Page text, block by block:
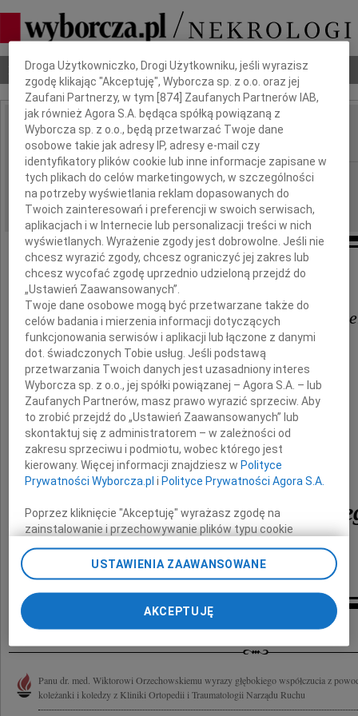
Nekrologi Odeszli Poradnik pogrzebowy
IMIĘ I NAZWISKO: Tadeusz Orzechowski
REGION: Wrocław
DATA EMISJI: 21.12.2010
Wyrazy głębokiego współczucia
dr. med. Wiktorowi
z powodu śmierci Ojca
dr. med.
Tadeusza
Oddział Dolnośląski PTDiTR
Inne kondolencje
Panu dr. med. Wiktorowi Orzechowskiemu wyrazy głębokiego współczucia z
koleżanki i koledzy z Kliniki Ortopedii i Traumatologii Narządu Ruchu
Dbamy o Twoją prywatność
Droga Użytkowniczko, Drogi Użytkowniku, jeśli wyrazisz
zgodę klikając "Akceptuję", Wyborcza sp. z o.o. oraz jej
Zaufani Partnerzy, w tym [874] Zaufanych Partnerów IAB,
jak również Agora S.A. będąca spółką powiązaną z
Wyborcza sp. z o.o., będą przetwarzać Twoje dane
osobowe takie jak adresy IP, adresy e-mail czy
identyfikatory plików cookie lub inne informacje zapisane w
tych plikach do celów marketingowych, w szczególności
na potrzeby wyświetlania reklam dopasowanych do
Twoich zainteresowań i preferencji w swoich serwisach,
aplikacjach i w Internecie lub personalizacji treści w nich
wyświetlanych. Wyrażenie zgody jest dobrowolne. Jeśli nie
chcesz wyrazić zgody, chcesz ograniczyć jej zakres lub
chcesz wycofać zgodę uprzednio udzieloną przejdź do
„Ustawień Zaawansowanych”.
Twoje dane osobowe mogą być przetwarzane także do
celów badania i mierzenia informacji dotyczących
funkcjonowania serwisów i aplikacji lub łączone z danymi
dot. świadczonych Tobie usług. Jeśli podstawą
przetwarzania Twoich danych jest uzasadniony interes
Wyborcza sp. z o.o., jej spółki powiązanej – Agora S.A. – lub
Zaufanych Partnerów, masz prawo wyrazić sprzeciw. Aby
to zrobić przejdź do „Ustawień Zaawansowanych” lub
skontaktuj się z administratorem – w zależności od
zakresu sprzeciwu i podmiotu, wobec którego jest
kierowany. Więcej informacji znajdziesz wPolityce
Prywatności Wyborcza.pl iPolityce Prywatności Agora S.A.
Poprzez kliknięcie "Akceptuję" wyrażasz zgodę na
zainstalowanie i przechowywanie plików typu cookie
Wyborczej sp. z o. o. jej Zaufanych Partnerów i Agora S.A.
na Twoim urządzeniu końcowym. Możesz też w każdej
chwili zmienić swoje preferencje dot. plików cookie,
ponownie wywołując narzędzie do zarządzania Twoimi
preferencjami dot. przetwarzania danych poprzez
odnośnik „Ustawienia prywatności” w stopce serwisu i
Zmiana ustawień plików cookie możliwa jest także za
pomocą ustawień przeglądarki.
My, nasi Zaufani Partnerzy i Agora S.A. możemy
USTAWIENIA ZAAWANSOWANE
AKCEPTUJĘ